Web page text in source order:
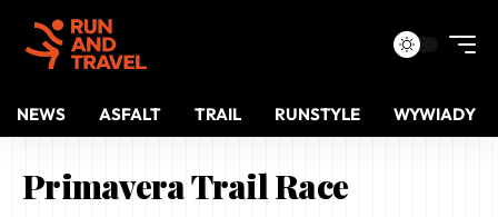
NEWS ASFALT TRAIL RUNSTYLE WYWIADY
Primavera Trail Race